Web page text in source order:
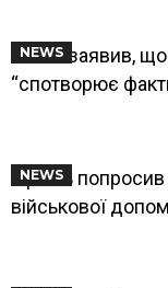
NEWS
Китай заявив,
“спотворює
NEWS
Ізраїль
військової